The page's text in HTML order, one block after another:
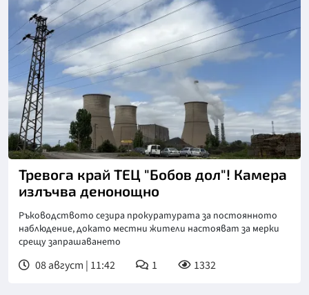
Тревога край ТЕЦ "Бобов дол"! Камера
излъчва денонощно
Ръководството сезира прокуратурата за постоянното
наблюдение, докато местни жители настояват за мерки
срещу запрашаването
08 август | 11:42 1 1332